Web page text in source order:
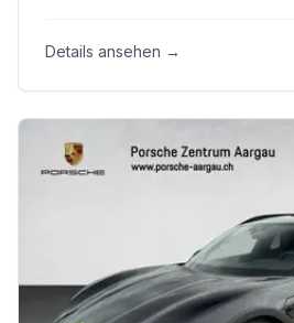
Details ansehen →